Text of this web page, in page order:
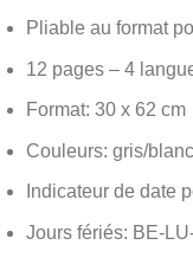
Pliable au format
12 pages – 4
Format: 30 x 62 cm
Couleurs: gris/
Indicateur de date
Jours fériés: BE-